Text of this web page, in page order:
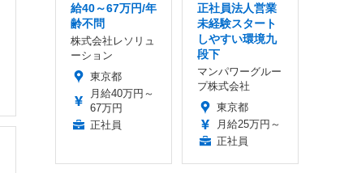
給40～67万円/年
齢不問
株式会社レソリュ
ーション
東京都
月給40万円～
67万円
正社員
正社員法人営業
未経験スタート
しやすい環境九
段下
マンパワーグルー
プ株式会社
東京都
月給25万円～
正社員